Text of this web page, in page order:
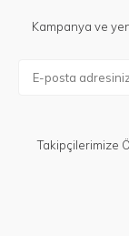
Kampanya ve
Takipçilerimize